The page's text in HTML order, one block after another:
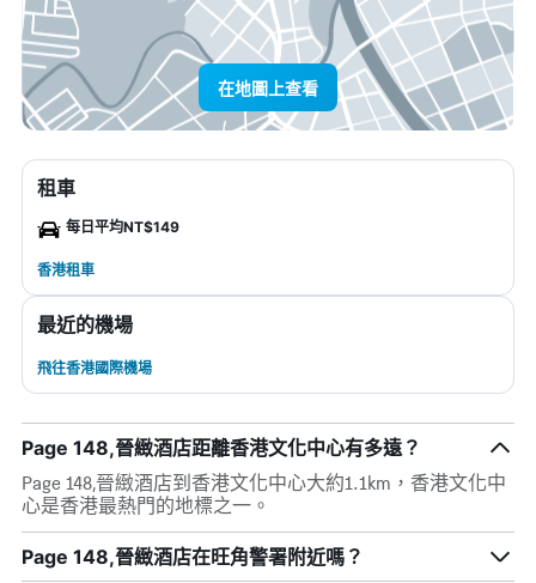
在地圖上查看
租車
每日平均NT$149
香港租車
最近的機場
飛往香港國際機場
Page 148,晉緻酒店距離香港文化中心有多遠？
Page 148,晉緻酒店到香港文化中心大約1.1km，香港文化中
心是香港最熱門的地標之一。
Page 148,晉緻酒店在旺角警署附近嗎？